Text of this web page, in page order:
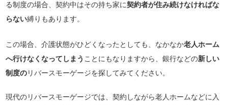
る制度の場合、契約中はその持ち家に契約者が住み続けなければな
らない縛りもあります。
この場合、介護状態がひどくなったとしても、なかなか老人ホーム
へ行けなくなってしまう ことにもなりますから、銀行などの新しい
制度のリバースモーゲージを探してみてください。
現代のリバースモーゲージでは、契約しながら老人ホームなどに入